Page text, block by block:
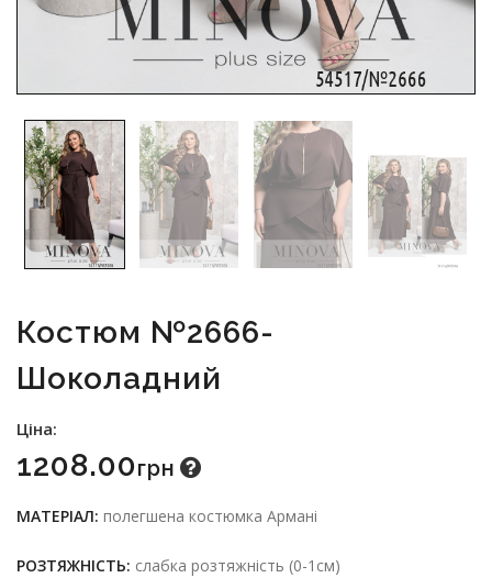
Костюм №2666-
Шоколадний
Ціна:
1208.00Грн
МАТЕРІАЛ: полегшена костюмка Армані
РОЗТЯЖНІСТЬ: слабка розтяжність (0-1см)